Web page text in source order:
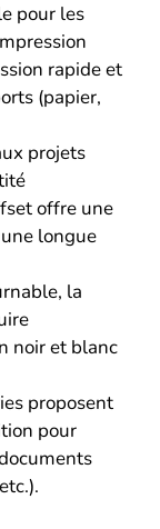
pour les
rapide et
(papier,
projets
offre une
longue
la
noir et blanc
proposent
pour